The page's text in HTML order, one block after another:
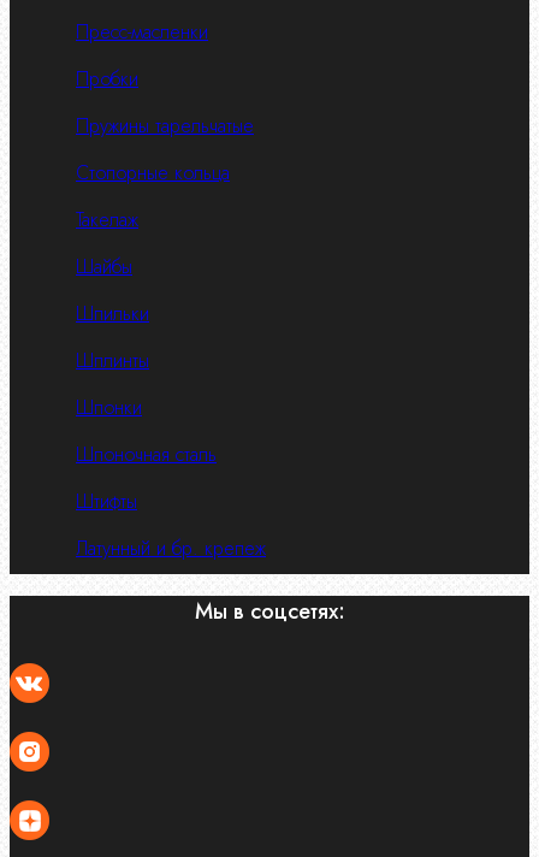
Пресс-масленки
Пробки
Пружины тарельчатые
Стопорные кольца
Такелаж
Шайбы
Шпильки
Шплинты
Шпонки
Шпоночная сталь
Штифты
Латунный и бр. крепеж
Мы в соцсетях: